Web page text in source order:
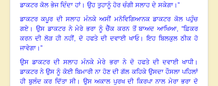
ਡਾਕਟਰ ਕੋਲ ਭੇਜ ਦਿੰਦਾ ਹਾਂ । ਉਹ ਤੁਹਾਨੂੰ ਹੋਰ ਚੰਗੀ ਸਲਾਹ ਦੇ ਸਕੇਗਾ । ”
ਡਾਕਟਰ ਕਪੂਰ ਦੀ ਸਲਾਹ ਮੰਨਕੇ ਅਸੀਂ ਮਨੋਵਿਗਿਆਨਕ ਡਾਕਟਰ ਕੋਲ ਪਹੁੰਚ
ਗਏ । ਉਸ ਡਾਕਟਰ ਨੇ ਮੇਰੇ ਭਰਾ ਨੂੰ ਚੈੱਕ ਕਰਨ ਤੋਂ ਬਾਅਦ ਆਖਿਆ,“ਫ਼ਿਕਰ
ਕਰਨ ਦੀ ਲੋੜ ਹੀ ਨਹੀਂ, ਦੋ ਹਫਤੇ ਦੀ ਦਵਾਈ ਖਾਓ।ਇਹ ਬਿਲਕੁਲ ਠੀਕ ਹੋ
ਜਾਵੇਗਾ । ”
ਉਸ ਡਾਕਟਰ ਦੀ ਸਲਾਹ ਮੰਨਕੇ ਮੇਰੇ ਭਰਾ ਨੇ ਦੋ ਹਫਤੇ ਦੀ ਦਵਾਈ ਖਾਧੀ।
ਡਾਕਟਰ ਨੇ ਉਸ ਨੂੰ ਕੋਈ ਬਿਮਾਰੀ ਨਾ ਹੋਣ ਦੀ ਗੱਲ ਕਹਿਕੇ ਉਸਦਾ ਹੌਸਲਾ ਪਹਿਲਾਂ
ਹੀ ਬੁਲੰਦ ਕਰ ਦਿੱਤਾ ਸੀ। ਉਸ ਅਕਾਲ ਪੁਰਖ ਦੀ ਕਿਰਪਾ ਨਾਲ ਮੇਰਾ ਭਰਾ ਦੋ